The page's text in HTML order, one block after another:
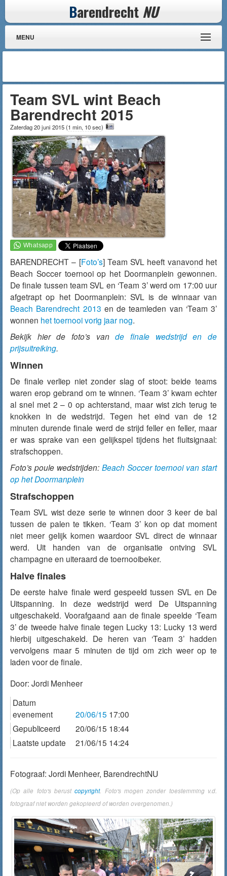
Barendrecht NU
MENU
Team SVL wint Beach
Barendrecht 2015
Zaterdag 20 juni 2015(1 min, 10 sec)
BARENDRECHT – [Foto’s] Team SVL heeft vanavond het
Beach Soccer toernooi op het Doormanplein gewonnen.
De finale tussen team SVL en ‘Team 3’ werd om 17:00 uur
afgetrapt op het Doormanplein: SVL is de winnaar van
Beach Barendrecht 2013 en de teamleden van ‘Team 3’
wonnen het toernooi vorig jaar nog.
Bekijk hier de foto’s vande finale wedstrijd en de
prijsuitreiking.
Winnen
De finale verliep niet zonder slag of stoot: beide teams
waren erop gebrand om te winnen. ‘Team 3’ kwam echter
al snel met 2 – 0 op achterstand, maar wist zich terug te
knokken in de wedstrijd. Tegen het eind van de 12
minuten durende finale werd de strijd feller en feller, maar
er was sprake van een gelijkspel tijdens het fluitsignaal:
strafschoppen.
Foto’s poule wedstrijden: Beach Soccer toernooi van start
op het Doormanplein
Strafschoppen
Team SVL wist deze serie te winnen door 3 keer de bal
tussen de palen te tikken. ‘Team 3’ kon op dat moment
niet meer gelijk komen waardoor SVL direct de winnaar
werd. Uit handen van de organisatie ontving SVL
champagne en uiteraard de toernooibeker.
Halve finales
De eerste halve finale werd gespeeld tussen SVL en De
Uitspanning. In deze wedstrijd werd De Uitspanning
uitgeschakeld. Voorafgaand aan de finale speelde ‘Team
3’ de tweede halve finale tegen Lucky 13: Lucky 13 werd
hierbij uitgeschakeld. De heren van ‘Team 3’ hadden
vervolgens maar 5 minuten de tijd om zich weer op te
laden voor de finale.
Door: Jordi Menheer
Datum
evenement
20/06/15 17:00
Gepubliceerd
20/06/15 18:44
Laatste update
21/06/15 14:24
Fotograaf: Jordi Menheer, BarendrechtNU
(Op alle foto's berustcopyright. Foto's mogen zonder toestemming v.d.
fotograaf niet worden gekopieerd of worden overgenomen.)